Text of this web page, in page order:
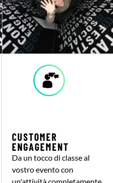
CUSTOMER
ENGAGEMENT
Da un tocco di classe al
vostro evento con